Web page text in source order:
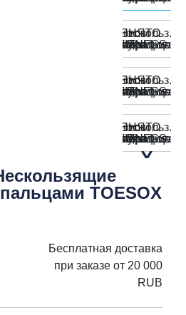
TOESOX
Бесплатная доставка
при заказе от 20 000
RUB